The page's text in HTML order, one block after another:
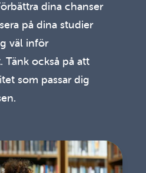
dina chanser
på dina studier
väl inför
Tänk också på att
som passar dig